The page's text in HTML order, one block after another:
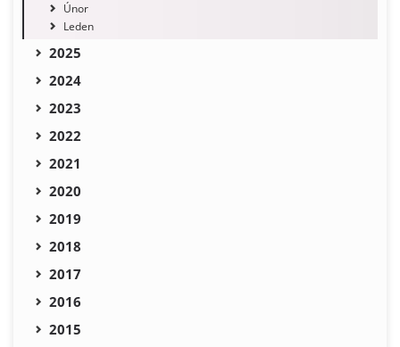
Únor
Leden
2025
2024
2023
2022
2021
2020
2019
2018
2017
2016
2015